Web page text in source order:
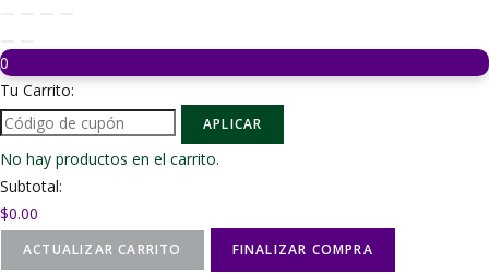
0
Tu Carrito:
APLICAR
No hay productos en el carrito.
Subtotal:
$0.00
ACTUALIZAR CARRITO FINALIZAR COMPRA